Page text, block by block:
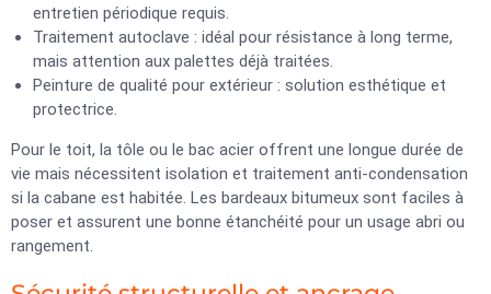
entretien périodique requis.
Traitement autoclave : idéal pour résistance à long terme,
mais attention aux palettes déjà traitées.
Peinture de qualité pour extérieur : solution esthétique et
protectrice.
Pour le toit, la tôle ou le bac acier offrent une longue durée de
vie mais nécessitent isolation et traitement anti-condensation
si la cabane est habitée. Les bardeaux bitumeux sont faciles à
poser et assurent une bonne étanchéité pour un usage abri ou
rangement.